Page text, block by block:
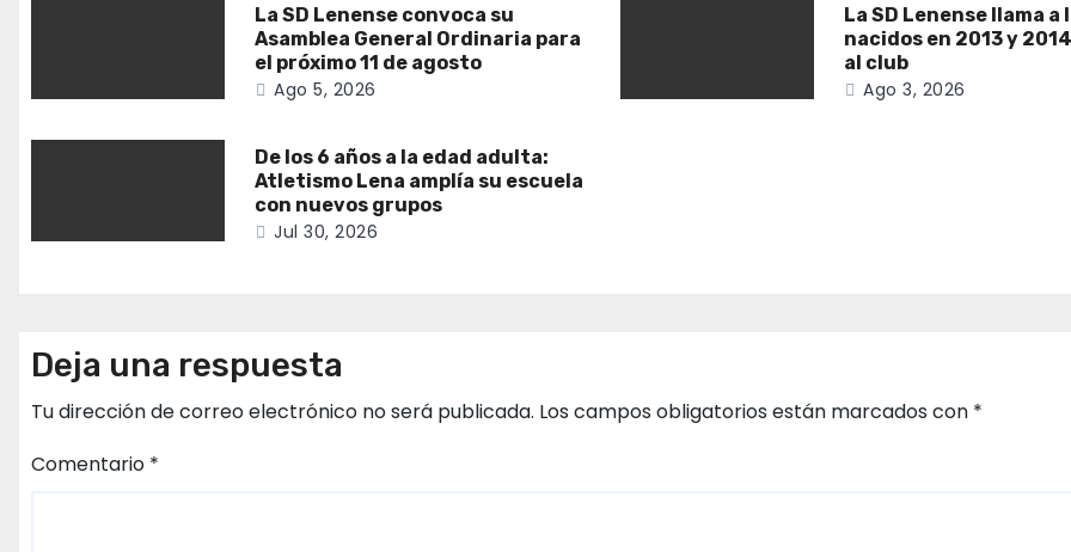
La SD Lenense convoca su
Asamblea General Ordinaria para
el próximo 11 de agosto
Ago 5, 2026
La SD Lenense llama a
nacidos en 2013 y
al club
Ago 3, 2026
De los 6 años a la edad adulta:
Atletismo Lena amplía su escuela
con nuevos grupos
Jul 30, 2026
Deja una respuesta
Tu dirección de correo electrónico no será publicada. Los campos obligatorios están marcados con *
Comentario *